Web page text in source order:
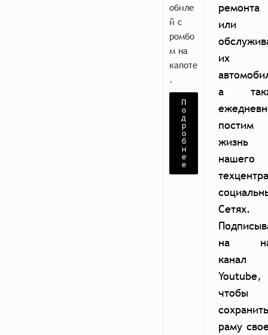
обиле
й с
ромбо
м на
капоте
.
П
о
д
р
о
б
н
е
е
ремонта
или
их
а
постим
жизнь
нашего
Сетях.
на
канал
Youtube,
чтобы
раму